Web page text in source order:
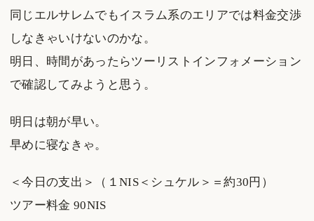
同じエルサレムでもイスラム系のエリアでは料金交渉
しなきゃいけないのかな。
明日、時間があったらツーリストインフォメーション
で確認してみようと思う。
明日は朝が早い。
早めに寝なきゃ。
＜今日の支出＞（１NIS＜シュケル＞＝約30円）
ツアー料金 90NIS